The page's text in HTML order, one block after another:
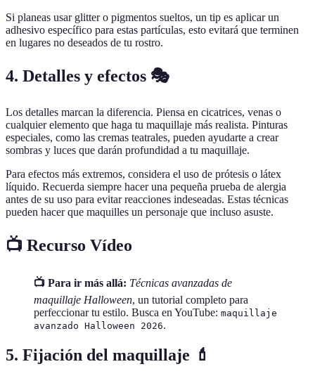
Si planeas usar glitter o pigmentos sueltos, un tip es aplicar un
adhesivo específico para estas partículas, esto evitará que terminen
en lugares no deseados de tu rostro.
4. Detalles y efectos 🎭
Los detalles marcan la diferencia. Piensa en cicatrices, venas o
cualquier elemento que haga tu maquillaje más realista. Pinturas
especiales, como las cremas teatrales, pueden ayudarte a crear
sombras y luces que darán profundidad a tu maquillaje.
Para efectos más extremos, considera el uso de prótesis o látex
líquido. Recuerda siempre hacer una pequeña prueba de alergia
antes de su uso para evitar reacciones indeseadas. Estas técnicas
pueden hacer que maquilles un personaje que incluso asuste.
📺 Recurso Vídeo
📺 Para ir más allá: Técnicas avanzadas de
maquillaje Halloween, un tutorial completo para
perfeccionar tu estilo. Busca en YouTube: maquillaje
avanzado Halloween 2026.
5. Fijación del maquillaje 💄